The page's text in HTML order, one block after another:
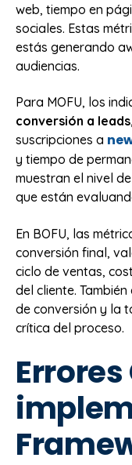
web, tiempo en
sociales. Estas
estás generando
audiencias.
Para MOFU, los
conversión a leads
suscripciones a
y tiempo de
muestran el nivel
que están
En BOFU, las
conversión final,
ciclo de ventas,
del cliente.
de conversión y la
crítica del proceso.